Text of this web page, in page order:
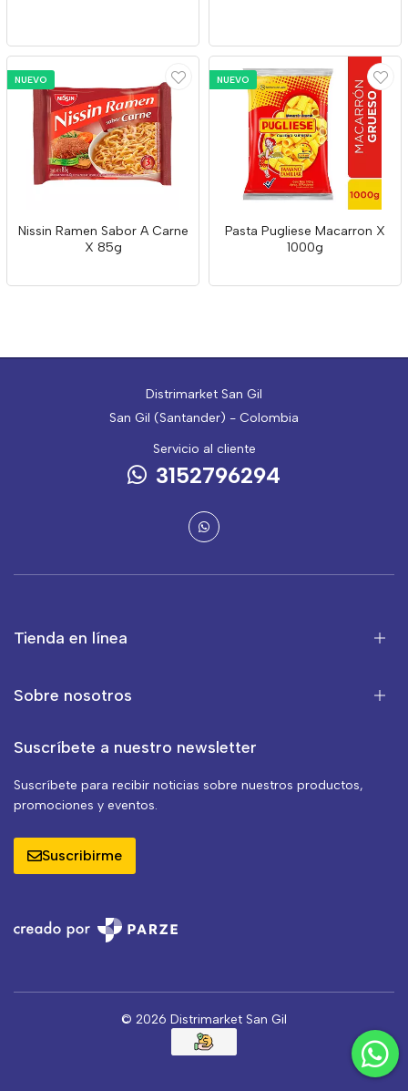
NUEVO
Nissin Ramen Sabor A Carne
X 85g
NUEVO
Pasta Pugliese Macarron X
1000g
Distrimarket San Gil
San Gil (Santander) - Colombia
Servicio al cliente
3152796294
Tienda en línea
Sobre nosotros
Suscríbete a nuestro newsletter
Suscríbete para recibir noticias sobre nuestros productos,
promociones y eventos.
Suscribirme
© 2026 Distrimarket San Gil